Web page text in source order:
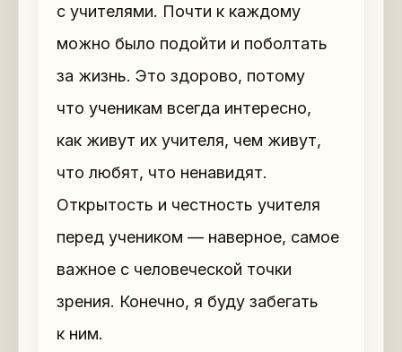
с учителями. Почти к каждому
можно было подойти и поболтать
за жизнь. Это здорово, потому
что ученикам всегда интересно,
как живут их учителя, чем живут,
что любят, что ненавидят.
Открытость и честность учителя
перед учеником — наверное, самое
важное с человеческой точки
зрения. Конечно, я буду забегать
к ним.